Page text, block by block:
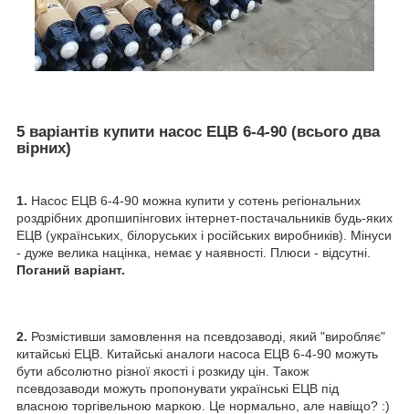
5 варіантів купити насос ЕЦВ 6-4-90 (всього два
вірних)
1. Насос ЕЦВ 6-4-90 можна купити у сотень регіональних
роздрібних дропшипінгових інтернет-постачальників будь-яких
ЕЦВ (українських, білоруських і російських виробників). Мінуси
- дуже велика націнка, немає у наявності. Плюси - відсутні.
Поганий варіант.
2. Розмістивши замовлення на псевдозаводі, який "виробляє"
китайські ЕЦВ. Китайські аналоги насоса ЕЦВ 6-4-90 можуть
бути абсолютно різної якості і розкиду цін. Також
псевдозаводи можуть пропонувати українські ЕЦВ під
власною торгівельною маркою. Це нормально, але навіщо? :)